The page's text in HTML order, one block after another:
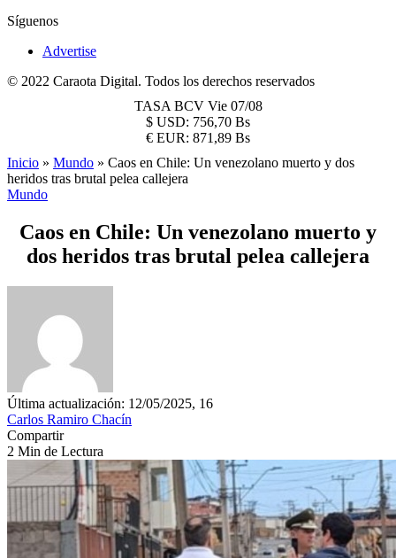
Síguenos
Advertise
© 2022 Caraota Digital. Todos los derechos reservados
TASA BCV Vie 07/08
$ USD: 756,70 Bs
€ EUR: 871,89 Bs
Inicio » Mundo » Caos en Chile: Un venezolano muerto y dos
heridos tras brutal pelea callejera
Mundo
Caos en Chile: Un venezolano muerto y
dos heridos tras brutal pelea callejera
Última actualización: 12/05/2025, 16
Carlos Ramiro Chacín
Compartir
2 Min de Lectura